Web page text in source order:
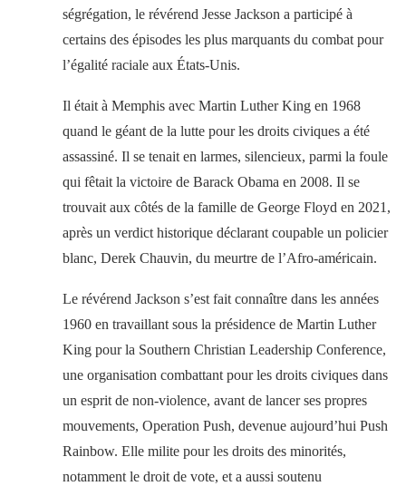
ségrégation, le révérend Jesse Jackson a participé à
certains des épisodes les plus marquants du combat pour
l’égalité raciale aux États-Unis.
Il était à Memphis avec Martin Luther King en 1968
quand le géant de la lutte pour les droits civiques a été
assassiné. Il se tenait en larmes, silencieux, parmi la foule
qui fêtait la victoire de Barack Obama en 2008. Il se
trouvait aux côtés de la famille de George Floyd en 2021,
après un verdict historique déclarant coupable un policier
blanc, Derek Chauvin, du meurtre de l’Afro-américain.
Le révérend Jackson s’est fait connaître dans les années
1960 en travaillant sous la présidence de Martin Luther
King pour la Southern Christian Leadership Conference,
une organisation combattant pour les droits civiques dans
un esprit de non-violence, avant de lancer ses propres
mouvements, Operation Push, devenue aujourd’hui Push
Rainbow. Elle milite pour les droits des minorités,
notamment le droit de vote, et a aussi soutenu